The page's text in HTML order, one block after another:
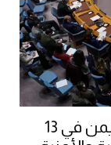
مجلس الأمن يعقد جلسة بشأن اليمن في 13